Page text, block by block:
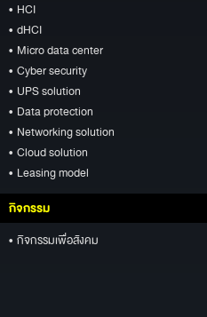
• HCI
• dHCI
• Micro data center
• Cyber security
• UPS solution
• Data protection
• Networking solution
• Cloud solution
• Leasing model
กิจกรรม
• กิจกรรมเพื่อสังคม